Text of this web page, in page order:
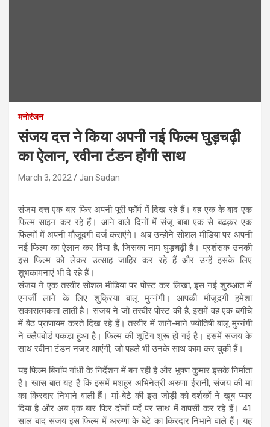
मनोरंजन
संजय दत्त ने किया अपनी नई फिल्म घुड़चढ़ी
का ऐलान, रवीना टंडन होंगी साथ
March 3, 2022 Jan Sadan
संजय दत्त एक बार फिर अपनी पूरी फॉर्म में दिख रहे हैं। वह एक के बाद एक
फिल्म साइन कर रहे हैं। आने वाले दिनों में संजू बाबा एक से बढक़र एक
फिल्मों में अपनी मौजूदगी दर्ज कराएंगे। अब उन्होंने सोशल मीडिया पर अपनी
नई फिल्म का ऐलान कर दिया है, जिसका नाम घुड़चढ़ी है। प्रशंसक उनकी
इस फिल्म को लेकर उत्साह जाहिर कर रहे हैं और उन्हें इसके लिए
शुभकामनाएं भी दे रहे हैं।
संजय ने एक तस्वीर सोशल मीडिया पर पोस्ट कर लिखा, इस नई शुरुआत में
एनर्जी लाने के लिए शुक्रिया बालू मुन्नंगी। आपकी मौजूदगी हमेशा
सकारात्मकता लाती है। संजय ने जो तस्वीर पोस्ट की है, इसमें वह एक बगीचे
में बैठ प्राणायम करते दिख रहे हैं। तस्वीर में जाने-माने ज्योतिषी बालू मुन्नंगी
ने क्लैपबोर्ड पकड़ा हुआ है। फिल्म की शूटिंग शुरू हो गई है। इसमें संजय के
साथ रवीना टंडन नजर आएंगी, जो पहले भी उनके साथ काम कर चुकी हैं।
यह फिल्म बिनॉय गांधी के निर्देशन में बन रही है और भूषण कुमार इसके निर्माता
हैं। खास बात यह है कि इसमें मशहूर अभिनेत्री अरुणा ईरानी, संजय की मां
का किरदार निभाने वाली हैं। मां-बेटे की इस जोड़ी को दर्शकों ने खूब प्यार
दिया है और अब एक बार फिर दोनों पर्दे पर साथ में वापसी कर रहे हैं। 41
साल बाद संजय इस फिल्म में अरुणा के बेटे का किरदार निभाने वाले हैं। यह